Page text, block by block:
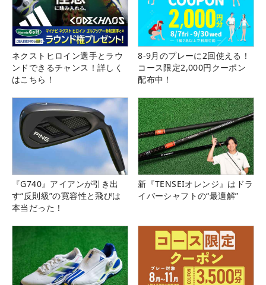
ネクストヒロイン選手とラウ
ンドできるチャンス！詳しく
はこちら！
8-9月のプレーに2回使える！
コース限定2,000円クーポン
配布中！
『G740』アイアンが引き出
す“反則級”の寛容性と飛びは
本当だった！
新『TENSEIオレンジ』はドラ
イバーシャフトの“最適解”